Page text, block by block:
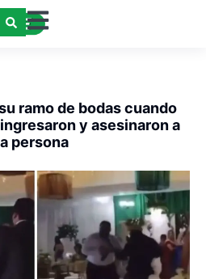
ramo de bodas cuando
y asesinaron a
persona